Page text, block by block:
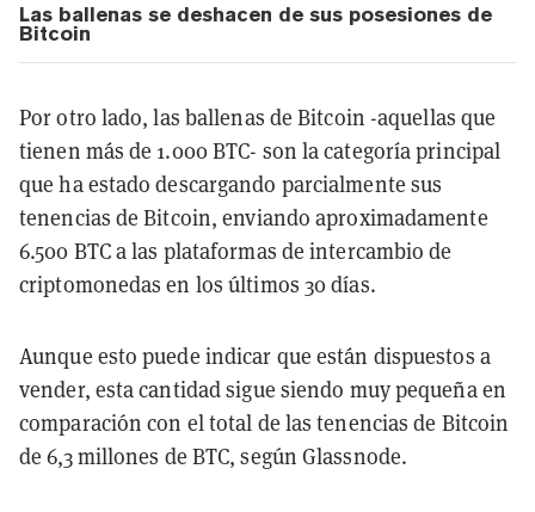
Las ballenas se deshacen de sus posesiones de
Bitcoin
Por otro lado, las ballenas de Bitcoin -aquellas que
tienen más de 1.000 BTC- son la categoría principal
que ha estado descargando parcialmente sus
tenencias de Bitcoin, enviando aproximadamente
6.500 BTC a las plataformas de intercambio de
criptomonedas en los últimos 30 días.
Aunque esto puede indicar que están dispuestos a
vender, esta cantidad sigue siendo muy pequeña en
comparación con el total de las tenencias de Bitcoin
de 6,3 millones de BTC, según Glassnode.